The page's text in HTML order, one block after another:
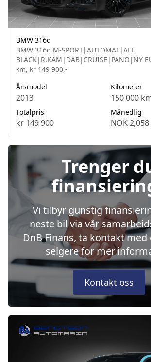
BMW 316d
BMW 316d M-SPORT|AUTOMAT|ALL
BLACK|R.KAM|DAB|CRUISE|PANO|NY
km, kr 149 900,-
Årsmodel
2013
Kilometer
150 000
Totalpris
kr 149 900
Månedlig
NOK 2,058
Trenger
Vi tilbyr gunstig
neste bil via vår
DnB Finans, ta kontakt med
selgere for mer
Kontakt oss